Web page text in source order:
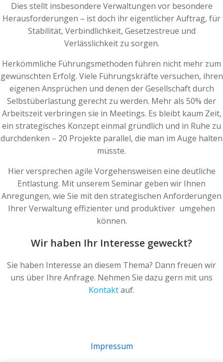
Dies stellt insbesondere Verwaltungen vor besondere
Herausforderungen – ist doch ihr eigentlicher Auftrag, für
Stabilität, Verbindlichkeit, Gesetzestreue und
Verlässlichkeit zu sorgen.
Herkömmliche Führungsmethoden führen nicht mehr zum
gewünschten Erfolg. Viele Führungskräfte versuchen, ihren
eigenen Ansprüchen und denen der Gesellschaft durch
Selbstüberlastung gerecht zu werden. Mehr als 50% der
Arbeitszeit verbringen sie in Meetings. Es bleibt kaum Zeit,
ein strategisches Konzept einmal gründlich und in Ruhe zu
durchdenken – 20 Projekte parallel, die man im Auge halten
müsste.
Hier versprechen agile Vorgehensweisen eine deutliche
Entlastung. Mit unserem Seminar geben wir Ihnen
Anregungen, wie Sie mit den strategischen Anforderungen
Ihrer Verwaltung effizienter und produktiver umgehen
können.
Wir haben Ihr Interesse geweckt?
Sie haben Interesse an diesem Thema? Dann freuen wir
uns über Ihre Anfrage. Nehmen Sie dazu gern mit uns
Kontaktauf.
Impressum